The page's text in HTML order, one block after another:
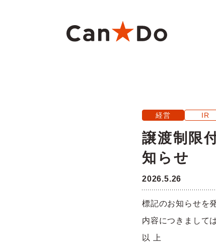
Can★Doについて経営 IR
譲渡制限
知らせ
2026.5.26
標記のお知らせを
内容につきまして
以 上